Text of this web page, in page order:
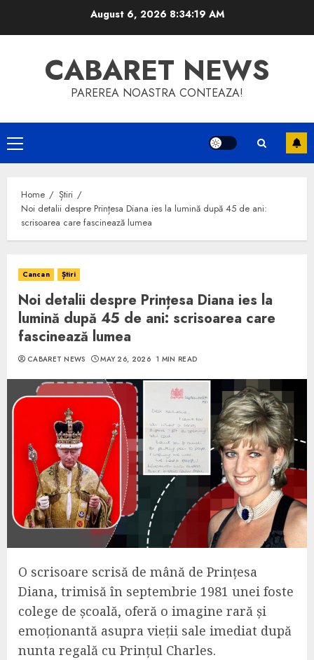
August 6, 2026 8:34:20 AM
CABARET NEWS
PAREREA NOASTRA CONTEAZA!
Primary
Menu
Home
Știri
Noi detalii despre Prințesa Diana ies la lumină după 45 de ani:
scrisoarea care fascinează lumea
Cancan Știri
Noi detalii despre Prințesa Diana ies la
lumină după 45 de ani: scrisoarea care
fascinează lumea
CABARET NEWS MAY 26, 2026 1 MIN READ
O scrisoare scrisă de mână de Prințesa
Diana, trimisă în septembrie 1981 unei foste
colege de școală, oferă o imagine rară și
emoționantă asupra vieții sale imediat după
nunta regală cu Prințul Charles.